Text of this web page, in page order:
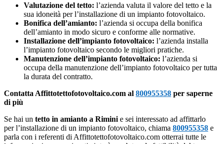
Valutazione del tetto: l’azienda valuta il valore del tetto e la
sua idoneità per l’installazione di un impianto fotovoltaico.
Bonifica dell’amianto: l’azienda si occupa della bonifica
dell’amianto in modo sicuro e conforme alle normative.
Installazione dell’impianto fotovoltaico: l’azienda installa
l’impianto fotovoltaico secondo le migliori pratiche.
Manutenzione dell’impianto fotovoltaico: l’azienda si
occupa della manutenzione dell’impianto fotovoltaico per tutta
la durata del contratto.
Contatta Affittotettofotovoltaico.com al 800955358 per saperne
di più
Se hai un tetto in amianto a Rimini e sei interessato ad affittarlo
per l’installazione di un impianto fotovoltaico, chiama 800955358 e
parla con i referenti di Affittotettofotovoltaico.com otterrai tutte le